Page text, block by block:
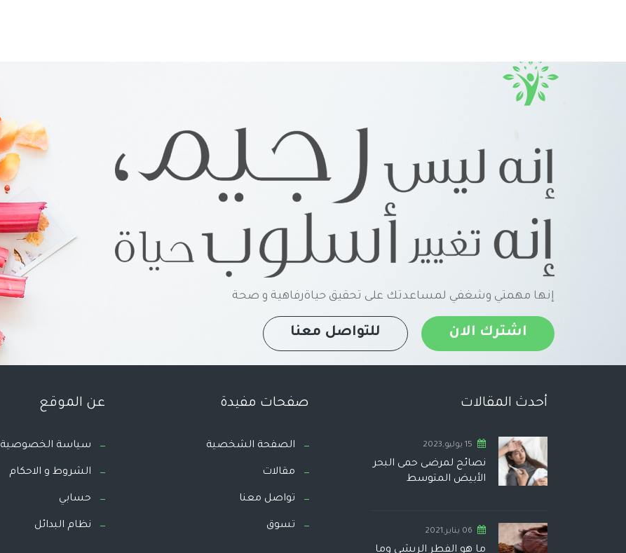
إنها مهمتي وشغفي لمساعدتك على تحقيق حياةرفاهية و صحة
اشترك الان للتواصل معنا
أحدث المقالات
15 يوليو,2023
نصائح لمرضى حمى البحر
الأبيض المتوسط
06 يناير,2021
ما هو الفطر الريشي وما
صفحات مفيدة
الصفحة الشخصية
مقالات
تواصل معنا
تسوق
عن الموقع
سياسة الخصوصية
الشروط و الاحكام
حسابي
نظام البدائل